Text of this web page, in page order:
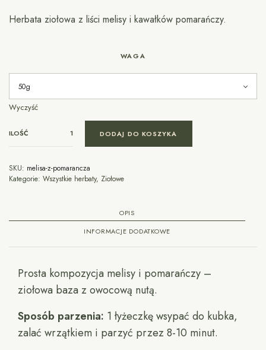
Herbata ziołowa z liści melisy i kawałków pomarańczy.
WAGA
Wyczyść
ILOŚĆ DODAJ DO KOSZYKA
SKU: melisa-z-pomarancza
Kategorie: Wszystkie herbaty, Ziołowe
OPIS
INFORMACJE DODATKOWE
Prosta kompozycja melisy i pomarańczy –
ziołowa baza z owocową nutą.
Sposób parzenia: 1 łyżeczkę wsypać do kubka,
zalać wrzątkiem i parzyć przez 8-10 minut.